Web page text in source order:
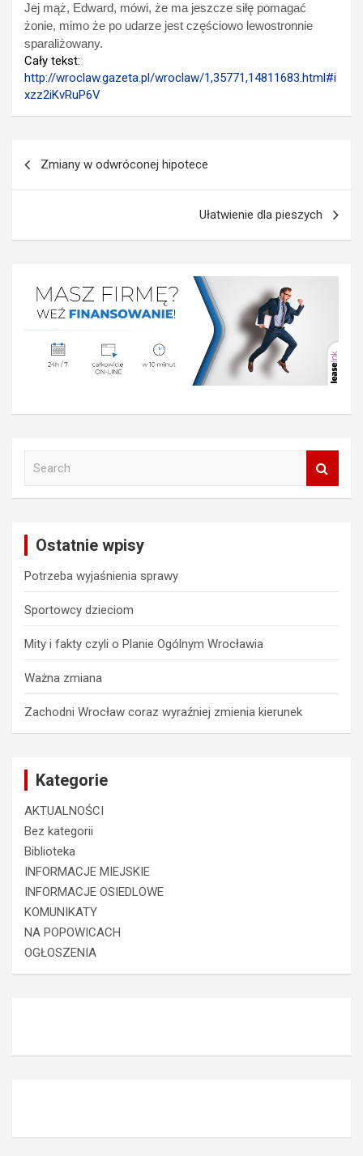
Jej mąż, Edward, mówi, że ma jeszcze siłę pomagać
żonie, mimo że po udarze jest częściowo lewostronnie
sparaliżowany.
Cały tekst:
http://wroclaw.gazeta.pl/wroclaw/1,35771,14811683.html#i
xzz2iKvRuP6V
Zmiany w odwróconej hipotece
Ułatwienie dla pieszych
Ostatnie wpisy
Potrzeba wyjaśnienia sprawy
Sportowcy dzieciom
Mity i fakty czyli o Planie Ogólnym Wrocławia
Ważna zmiana
Zachodni Wrocław coraz wyraźniej zmienia kierunek
Kategorie
AKTUALNOŚCI
Bez kategorii
Biblioteka
INFORMACJE MIEJSKIE
INFORMACJE OSIEDLOWE
KOMUNIKATY
NA POPOWICACH
OGŁOSZENIA